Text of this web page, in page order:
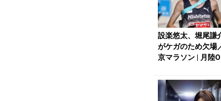
設楽悠太、堀尾謙
がケガのため欠場
京マラソン | 月陸